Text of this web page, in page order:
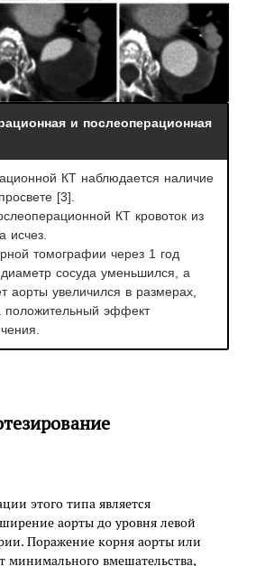
и послеоперационная
КТ наблюдается наличие
[3].
КТ кровоток из
исчез.
томографии через 1 год
сосуда уменьшился, а
аорты увеличился в размерах,
положительный эффект
этого типа является
аорты до уровня левой
Поражение корня аорты или
минимального вмешательства,